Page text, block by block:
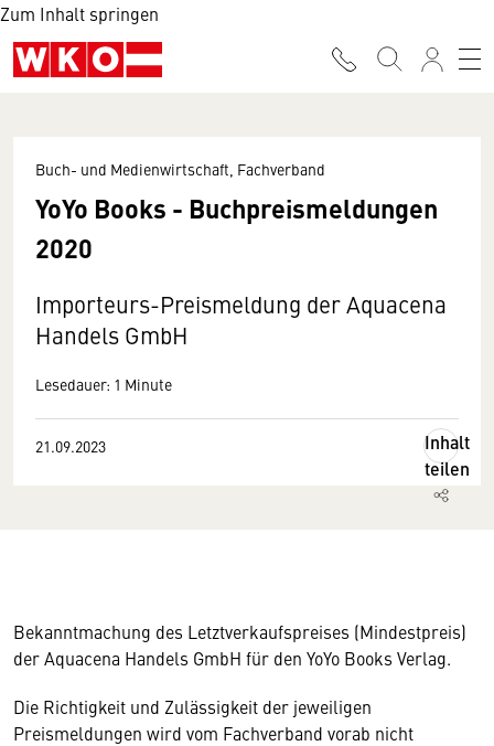
Zum Inhalt springen
Buch- und Medienwirtschaft, Fachverband
YoYo Books - Buchpreismeldungen
2020
Importeurs-Preismeldung der Aquacena
Handels GmbH
Lesedauer: 1 Minute
21.09.2023
Inhalt
teilen
Bekanntmachung des Letztverkaufspreises (Mindestpreis)
der Aquacena Handels GmbH für den YoYo Books Verlag.
Die Richtigkeit und Zulässigkeit der jeweiligen
Preismeldungen wird vom Fachverband vorab nicht